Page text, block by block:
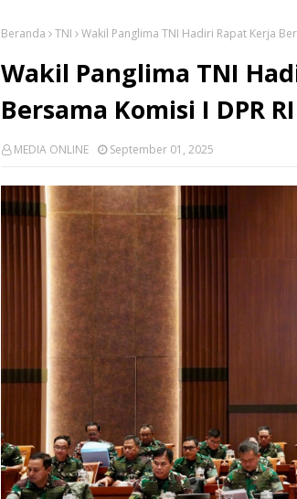
Beranda TNI Wakil Panglima TNI Hadiri Rapat Kerja
Wakil Panglima TNI
Bersama Komisi I DPR RI
MEDIA ONLINE September 01, 2025